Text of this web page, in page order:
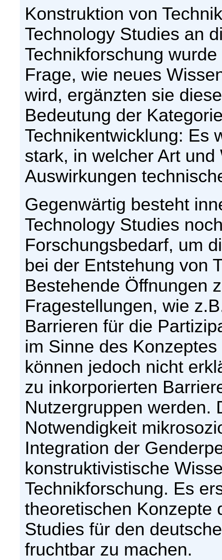
Konstruktion von
Technology Studies an
Technikforschung
Frage, wie neues
wird, ergänzten sie
Bedeutung der
Technikentwicklung: Es
stark, in welcher Art
Auswirkungen
Gegenwärtig besteht
Technology Studies
Forschungsbedarf, um
bei der Entstehung von
Bestehende Öffnungen
Fragestellungen, wie
Barrieren für die
im Sinne des Konzeptes
können jedoch nicht
zu inkorporierten
Nutzergruppen werden.
Notwendigkeit
Integration der
konstruktivistische
Technikforschung. Es
theoretischen Konzepte
Studies für den
fruchtbar zu machen.